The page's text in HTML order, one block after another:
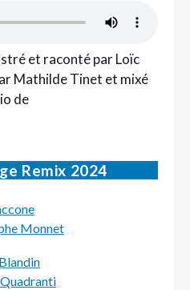
et raconté par Loïc
Mathilde Tinet et mixé
de
Remix 2024
Monnet